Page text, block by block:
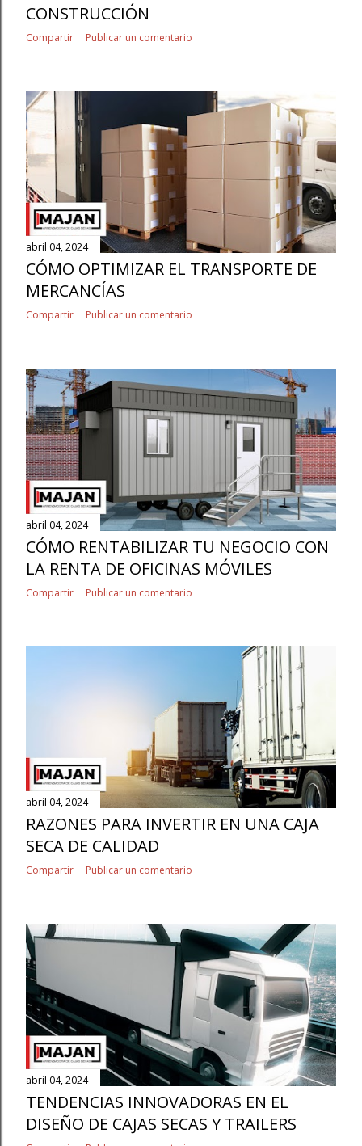
CONSTRUCCIÓN
Compartir Publicar un comentario
abril 04, 2024
CÓMO OPTIMIZAR EL TRANSPORTE DE
MERCANCÍAS
Compartir Publicar un comentario
abril 04, 2024
CÓMO RENTABILIZAR TU NEGOCIO CON
LA RENTA DE OFICINAS MÓVILES
Compartir Publicar un comentario
abril 04, 2024
RAZONES PARA INVERTIR EN UNA CAJA
SECA DE CALIDAD
Compartir Publicar un comentario
abril 04, 2024
TENDENCIAS INNOVADORAS EN EL
DISEÑO DE CAJAS SECAS Y TRAILERS